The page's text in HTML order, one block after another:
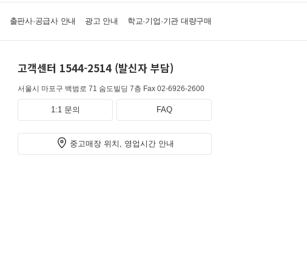
출판사·공급사 안내 광고 안내 학교·기업·기관 대량구매
고객센터 1544-2514 (발신자 부담)
서울시 마포구 백범로 71 숨도빌딩 7층 Fax 02-6926-2600
1:1 문의 FAQ
중고매장 위치, 영업시간 안내